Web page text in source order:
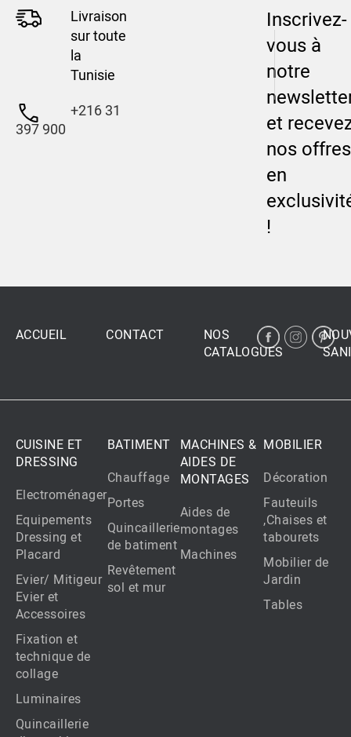
Livraison
sur toute
la
Tunisie
+216 31
397 900
Inscrivez-
vous à
notre
et
nos offres
en
!
ACCUEIL CONTACT
NOS
CATALOGUES
CUISINE ET
DRESSING
Electroménager
Equipements
Dressing et
Placard
Evier/ Mitigeur
Evier et
Accessoires
Fixation et
technique de
collage
Luminaires
Quincaillerie
BATIMENT
Chauffage
Portes
Quincaillerie
de batiment
Revêtement
sol et mur
MACHINES &
AIDES DE
MONTAGES
Aides de
montages
Machines
MOBILIER
Décoration
Fauteuils
,Chaises et
tabourets
Mobilier de
Jardin
Tables